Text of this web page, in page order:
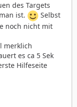
des Targets
ist.
Selbst
noch nicht mit
merklich
es ca 5 Sek
Hilfeseite